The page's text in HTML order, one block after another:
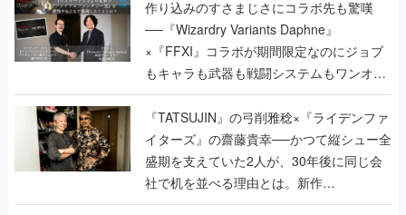
作り込みのすさまじさにコラボ先も驚嘆
──『Wizardry Variants Daphne』
×『FFXI』コラボが期間限定なのにジョブ
もキャラも武器も戦闘システムもワンオフ
で作り込まれた理由を両ディレクターに聞
く
『TATSUJIN』の弓削雅稔×『ライデンファ
イターズ』の齋藤貴幸──かつて縦シュー全
盛期を支えていた2人が、30年後に同じ会
社で机を並べる理由とは。新作
『TATSUJIN EXTREME』で初タッグを組